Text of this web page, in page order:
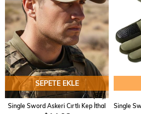
SEPETE EKLE
Single Sword Askeri Cırtlı Kep İthal
(BEJ)